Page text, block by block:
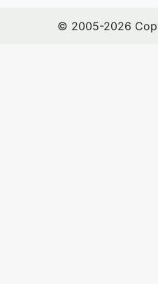
© 2005-2026